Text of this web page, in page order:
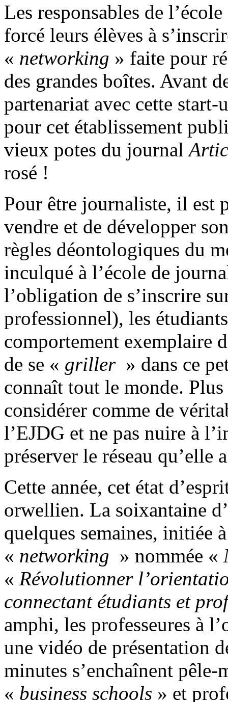
Les responsables de
forcé leurs élèves à
« networking » faite pour
des grandes boîtes. Avant
partenariat avec cette
pour cet établissement
vieux potes du journal
rosé !
Pour être journaliste, il est
vendre et de développer
règles déontologiques du
inculqué à l’école de
l’obligation de s’inscrire
professionnel), les
comportement exemplaire
de se « griller » dans ce
connaît tout le monde.
considérer comme de
l’EJDG et ne pas nuire à
préserver le réseau qu’elle
Cette année, cet état
orwellien. La soixantaine
quelques semaines, initiée
« networking » nommée «
« Révolutionner
connectant étudiants et
amphi, les professeures à
une vidéo de présentation
minutes s’enchaînent pêle-
« business schools » et